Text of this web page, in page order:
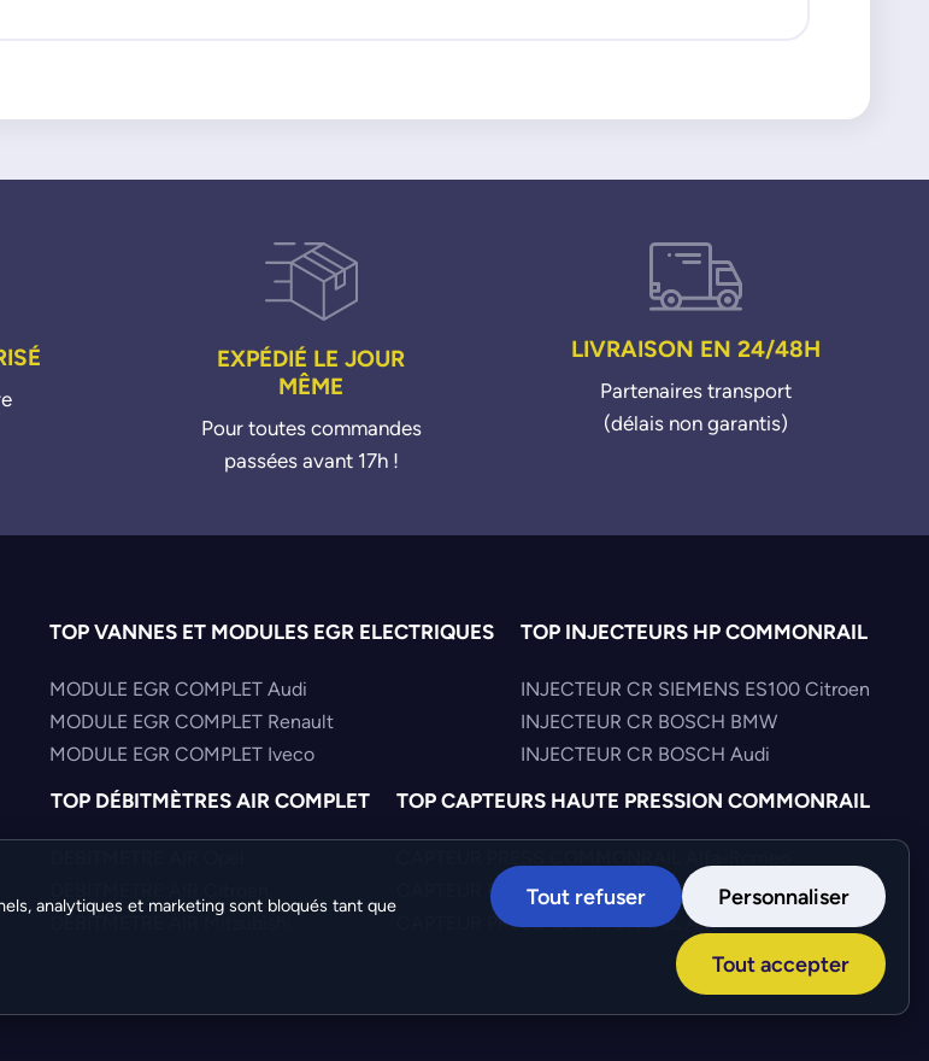
EXPÉDIÉ LE JOUR
MÊME
Pour toutes commandes
passées avant 17h !
LIVRAISON EN 24/48H
Partenaires transport
(délais non garantis)
TOP VANNES ET MODULES EGR ELECTRIQUES
MODULE EGR COMPLET Audi
MODULE EGR COMPLET Renault
MODULE EGR COMPLET Iveco
TOP INJECTEURS HP COMMONRAIL
INJECTEUR CR SIEMENS ES100 Citroen
INJECTEUR CR BOSCH BMW
INJECTEUR CR BOSCH Audi
TOP DÉBITMÈTRES AIR COMPLET
DEBITMETRE AIR Mitsubishi
TOP CAPTEURS HAUTE PRESSION COMMONRAIL
CAPTEUR PRESS COMMONRAIL Iveco
CAPTEUR PRESS COMMONRAIL Audi
Création :
analytiques et marketing sont bloqués tant que
Tout refuser Personnaliser
Tout accepter